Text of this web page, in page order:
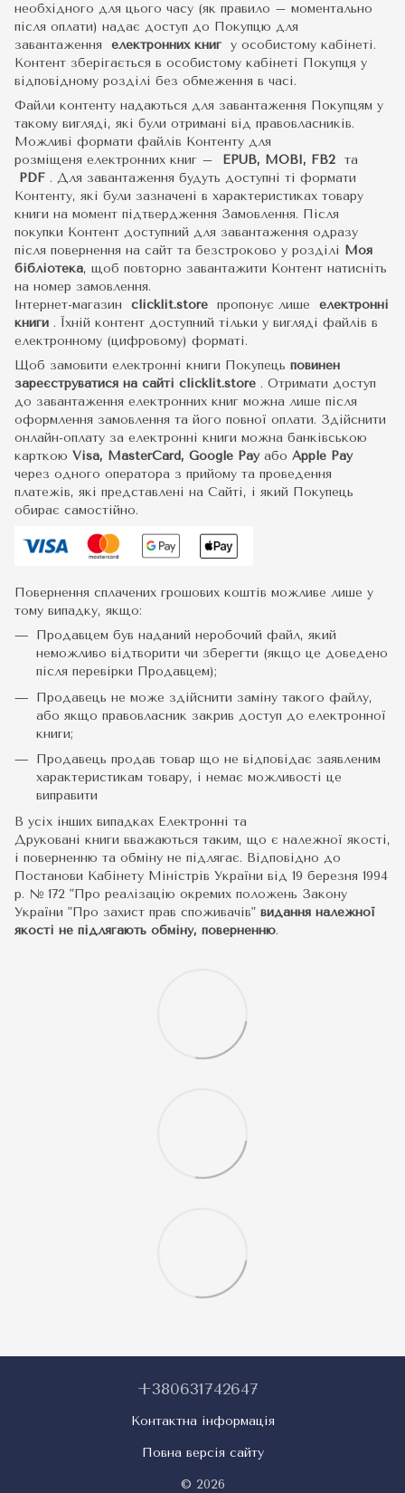
необхідного для цього часу (як правило – моментально
після оплати) надає доступ до Покупцю для
завантаження електронних книг у особистому кабінеті.
Контент зберігається в особистому кабінеті Покупця у
відповідному розділі без обмеження в часі.
Файли контенту надаються для завантаження Покупцям у
такому вигляді, які були отримані від правовласників.
Можливі формати файлів Контенту для
розміщеня електронних книг –
EPUB, MOBI, FB2 та
PDF . Для завантаження будуть доступні ті формати
Контенту, які були зазначені в характеристиках товару
книги на момент підтвердження Замовлення. Після
покупки Контент доступний для завантаження одразу
після повернення на сайт та безстроково у розділі Моя
бібліотека, щоб повторно завантажити Контент натисніть
на номер замовлення.
Інтернет-магазин clicklit.store пропонує лише електронні
книги . Їхній контент доступний тільки у вигляді файлів в
електронному (цифровому) форматі.
Щоб замовити електронні книги Покупець повинен
зареєструватися на сайті clicklit.store . Отримати доступ
до завантаження електронних книг можна лише після
оформлення замовлення та його повної оплати. Здійснити
онлайн-оплату за електронні книги можна банківською
карткою Visa, MasterCard, Google Pay або Apple Pay
через одного оператора з прийому та проведення
платежів, які представлені на Сайті, і який Покупець
обирає самостійно.
Повернення сплачених грошових коштів можливе лише у
тому випадку, якщо:
Продавцем був наданий неробочий файл, який
неможливо відтворити чи зберегти (якщо це доведено
після перевірки Продавцем);
Продавець не може здійснити заміну такого файлу,
або якщо правовласник закрив доступ до електронної
книги;
Продавець продав товар що не відповідає заявленим
характеристикам товару, і немає можливості це
виправити
В усіх інших випадках Електронні та
Друковані книги вважаються таким, що є належної якості,
і поверненню та обміну не підлягає. Відповідно до
Постанови Кабінету Міністрів України від 19 березня 1994
р. № 172 "Про реалізацію окремих положень Закону
України "Про захист прав споживачів" видання належної
якості не підлягають обміну, поверненню.
+380631742647
Контактна інформація
Повна версія сайту
© 2026